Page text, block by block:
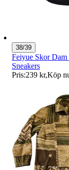
38/39
Feiyue Skor
Sneakers
Pris:239 kr,Köp